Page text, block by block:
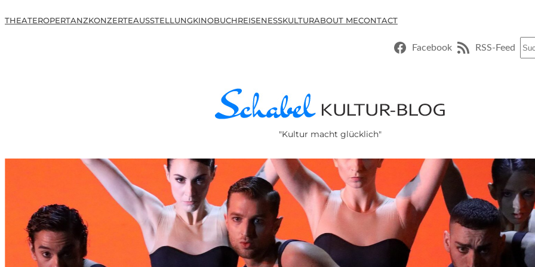
THEATEROPERTANZKONZERTEAUSSTELLUNGKINOBUCHREISENESSKULTURABOUT MECONTACT
Facebook RSS-Feed
"Kultur macht glücklich"